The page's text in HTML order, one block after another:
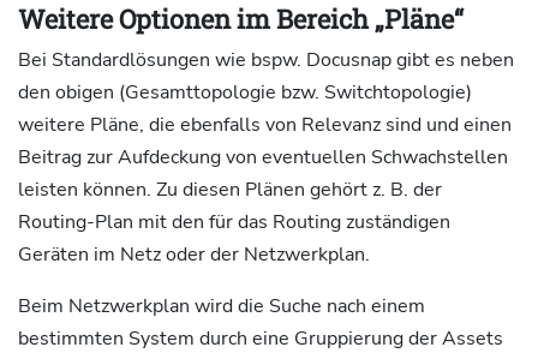
Weitere Optionen im Bereich „Pläne“
Bei Standardlösungen wie bspw. Docusnap gibt es neben
den obigen (Gesamttopologie bzw. Switchtopologie)
weitere Pläne, die ebenfalls von Relevanz sind und einen
Beitrag zur Aufdeckung von eventuellen Schwachstellen
leisten können. Zu diesen Plänen gehört z. B. der
Routing-Plan mit den für das Routing zuständigen
Geräten im Netz oder der Netzwerkplan.
Beim Netzwerkplan wird die Suche nach einem
bestimmten System durch eine Gruppierung der Assets